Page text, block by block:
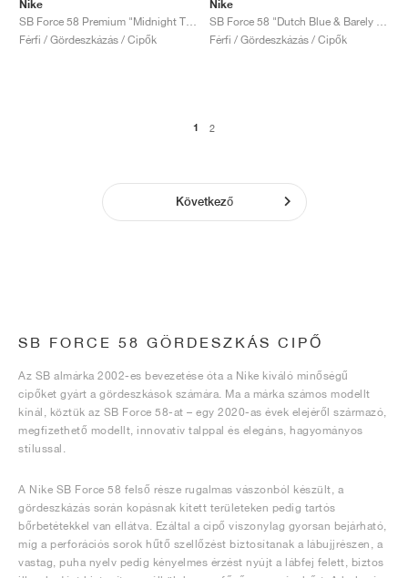
Nike
Férfi / Gördeszkázás / Cipők
Nike
Férfi / Gördeszkázás / Cipők
1 2
Következő
SB FORCE 58 GÖRDESZKÁS CIPŐ
Az SB almárka 2002-es bevezetése óta a Nike kiváló minőségű
cipőket gyárt a gördeszkások számára. Ma a márka számos modellt
kínál, köztük az SB Force 58-at – egy 2020-as évek elejéről származó,
megfizethető modellt, innovatív talppal és elegáns, hagyományos
stílussal.
A Nike SB Force 58 felső része rugalmas vászonból készült, a
gördeszkázás során kopásnak kitett területeken pedig tartós
bőrbetétekkel van ellátva. Ezáltal a cipő viszonylag gyorsan bejárható,
míg a perforációs sorok hűtő szellőzést biztosítanak a lábujjrészen, a
vastag, puha nyelv pedig kényelmes érzést nyújt a lábfej felett, biztos